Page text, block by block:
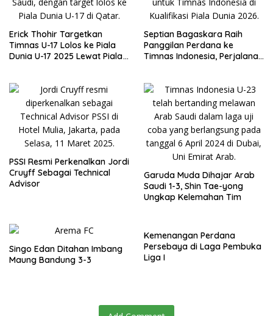
Erick Thohir Targetkan
Timnas U-17 Lolos ke Piala
Dunia U-17 2025 Lewat Piala
Septian Bagaskara Raih
Panggilan Perdana ke
Timnas Indonesia, Perjalanan
PSSI Resmi Perkenalkan Jordi
Cruyff Sebagai Technical
Advisor
Garuda Muda Dihajar Arab
Saudi 1-3, Shin Tae-yong
Ungkap Kelemahan Tim
Singo Edan Ditahan Imbang
Maung Bandung 3-3
Kemenangan Perdana
Persebaya di Laga Pembuka
Liga I